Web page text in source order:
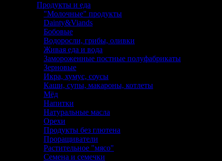
Продукты и еда
"Молочные" продукты
Dainty&Viands
Бобовые
Водоросли, грибы, оливки
Живая еда и вода
Замороженные постные полуфабрикаты
Зерновые
Икра, хумус, соусы
Каши, супы, макароны, котлеты
Мёд
Напитки
Натуральные масла
Орехи
Продукты без глютена
Проращиватели
Растительное "мясо"
Семена и семечки